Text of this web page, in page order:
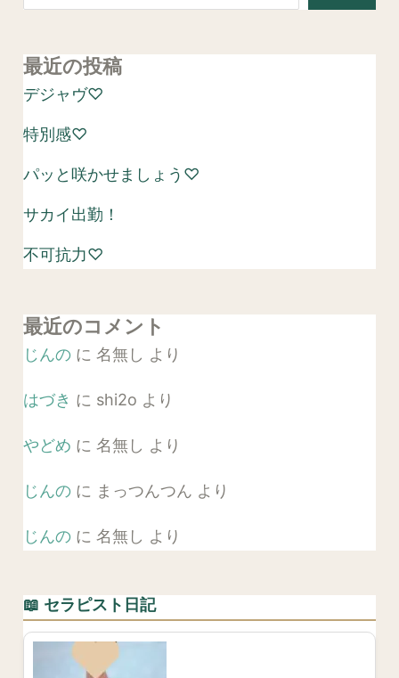
最近の投稿
デジャヴ♡
特別感♡
パッと咲かせましょう♡
サカイ出勤！
不可抗力♡
最近のコメント
じんのに 名無し より
はづき に shi2o より
やどめ に 名無し より
じんのに まっつんつん より
じんのに 名無し より
📖 セラピスト日記